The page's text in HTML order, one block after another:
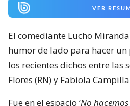
VER
El comediante Lucho
humor de lado para hacer un
los recientes dichos entre las
Flores (RN) y Fabiola
Fue en el espacio ‘No